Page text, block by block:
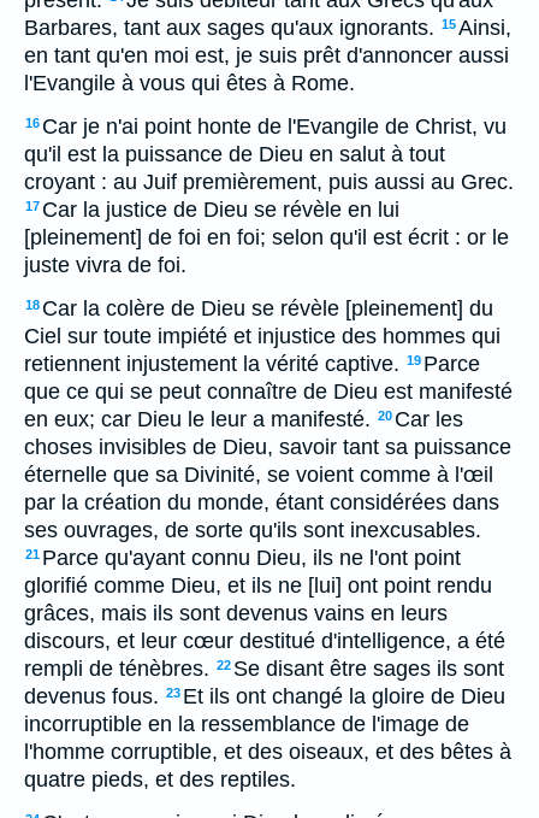
Barbares, tant aux sages qu'aux ignorants. 15Ainsi,
en tant qu'en moi est, je suis prêt d'annoncer aussi
l'Evangile à vous qui êtes à Rome.
16 Car je n'ai point honte de l'Evangile de Christ, vu
qu'il est la puissance de Dieu en salut à tout
croyant : au Juif premièrement, puis aussi au Grec.
17 Car la justice de Dieu se révèle en lui
[pleinement] de foi en foi; selon qu'il est écrit : or le
juste vivra de foi.
18 Car la colère de Dieu se révèle [pleinement] du
Ciel sur toute impiété et injustice des hommes qui
retiennent injustement la vérité captive. 19 Parce
que ce qui se peut connaître de Dieu est manifesté
en eux; car Dieu le leur a manifesté. 20 Car les
choses invisibles de Dieu, savoir tant sa puissance
éternelle que sa Divinité, se voient comme à l'œil
par la création du monde, étant considérées dans
ses ouvrages, de sorte qu'ils sont inexcusables.
21 Parce qu'ayant connu Dieu, ils ne l'ont point
glorifié comme Dieu, et ils ne [lui] ont point rendu
grâces, mais ils sont devenus vains en leurs
discours, et leur cœur destitué d'intelligence, a été
rempli de ténèbres. 22 Se disant être sages ils sont
devenus fous. 23 Et ils ont changé la gloire de Dieu
incorruptible en la ressemblance de l'image de
l'homme corruptible, et des oiseaux, et des bêtes à
quatre pieds, et des reptiles.